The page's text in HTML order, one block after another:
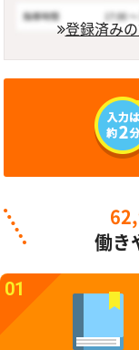
登録済み
働き
01